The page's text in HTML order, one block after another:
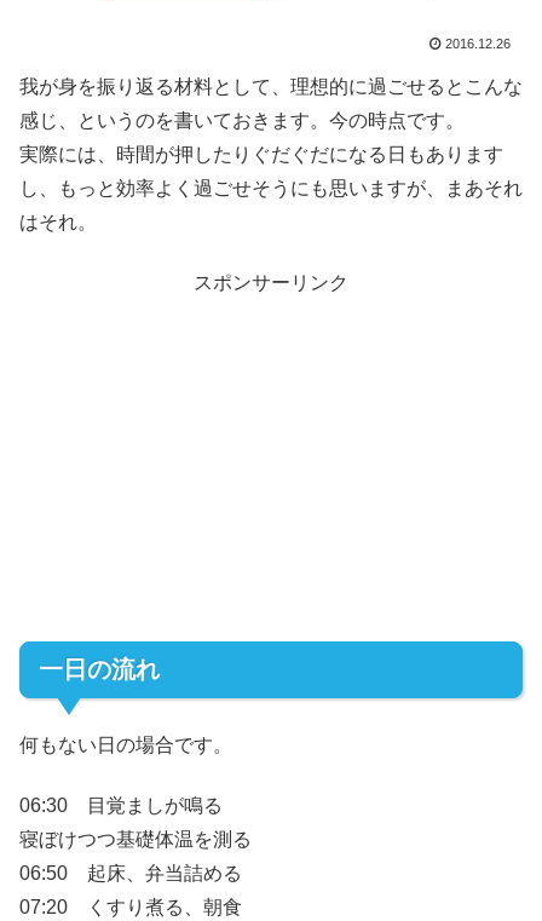
2016.12.26
我が身を振り返る材料として、理想的に過ごせるとこんな
感じ、というのを書いておきます。今の時点です。
実際には、時間が押したりぐだぐだになる日もあります
し、もっと効率よく過ごせそうにも思いますが、まあそれ
はそれ。
スポンサーリンク
一日の流れ
何もない日の場合です。
06:30 目覚ましが鳴る
寝ぼけつつ基礎体温を測る
06:50 起床、弁当詰める
07:20 くすり煮る、朝食